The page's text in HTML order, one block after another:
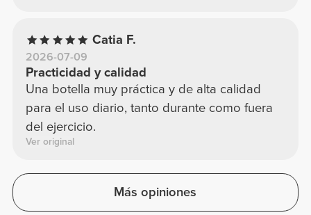
Catia F.
2026-07-09
Practicidad y calidad
Una botella muy práctica y de alta calidad
para el uso diario, tanto durante como fuera
del ejercicio.
Ver original
Más opiniones